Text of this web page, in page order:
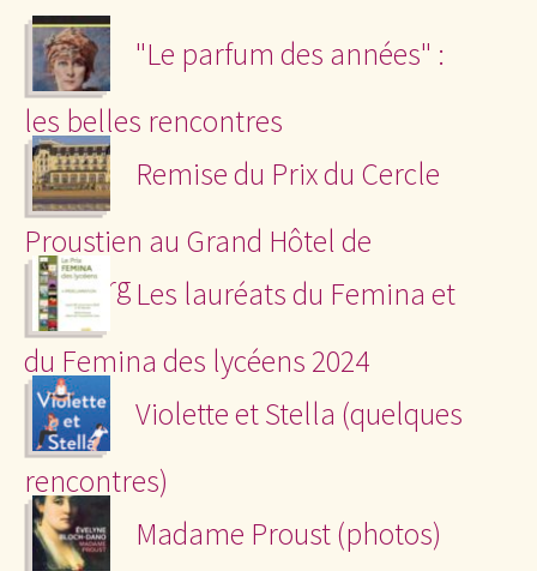
"Le parfum des années" :
les belles rencontres
Remise du Prix du Cercle
Proustien au Grand Hôtel de
CabourgLes lauréats du Femina et
du Femina des lycéens 2024
Violette et Stella (quelques
rencontres)
Madame Proust (photos)